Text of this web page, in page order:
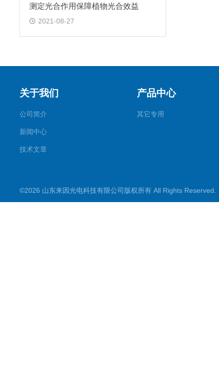
测定光合作用保障植物光合效益
2021-08-27
关于我们
公司简介
新闻中心
技术文章
产品中心
其它专用
©2026 山东来因光电科技有限公司版权所有 All Rights